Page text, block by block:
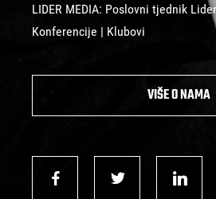
LIDER MEDIA: Poslovni tjednik
Konferencije | Klubovi
VIŠE O NAMA